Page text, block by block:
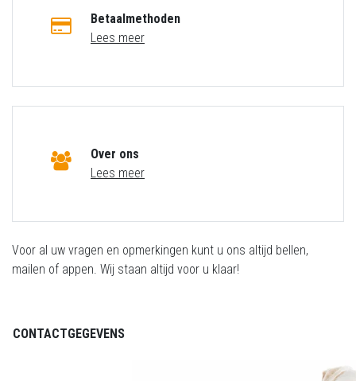
Betaalmethoden
Lees meer
Over ons
Lees meer
Voor al uw vragen en opmerkingen kunt u ons altijd bellen,
mailen of appen. Wij staan altijd voor u klaar!
CONTACTGEGEVENS